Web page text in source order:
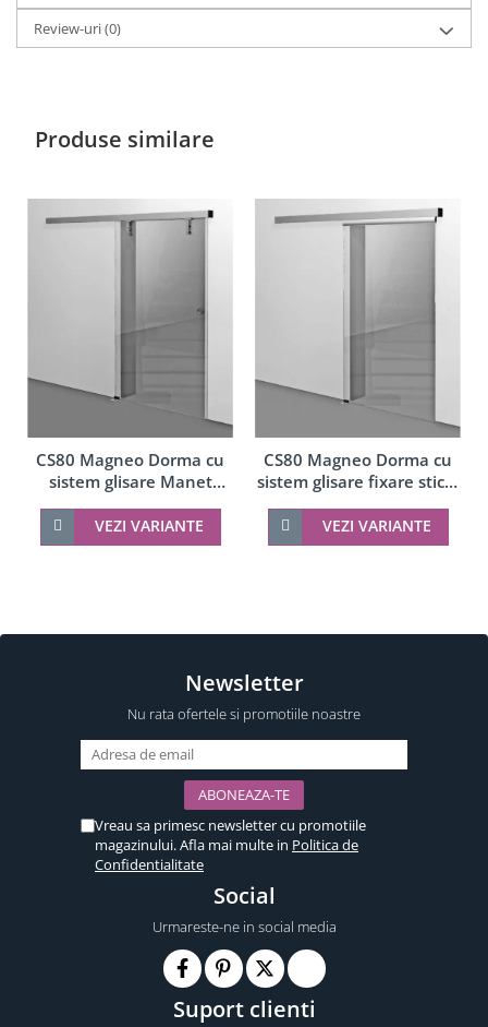
Review-uri(0)
Produse similare
CS80 Magneo Dorma cu
sistem glisare Manet
montaj perete
VEZI VARIANTE
CS80 Magneo Dorma cu
sistem glisare fixare sticla
in profil montaj perete
VEZI VARIANTE
Newsletter
Nu rata ofertele si promotiile noastre
Vreau sa primesc newsletter cu promotiile
magazinului. Afla mai multe in Politica de
Confidentialitate
Social
Urmareste-ne in social media
Suport clienti